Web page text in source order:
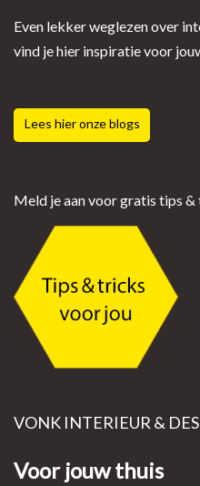
Even lekker weglezen over
vind je hier inspiratie voor
Lees hier onze blogs
Meld je aan voor gratis tips
VONK INTERIEUR &
Voor jouw thuis